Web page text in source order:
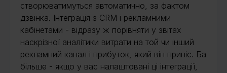
створюватимуться автоматично, за фактом
дзвінка. Інтеграція з CRM і рекламними
кабінетами - відразу ж порівняти у звітах
наскрізної аналітики витрати на той чи інший
рекламний канал і прибуток, який він приніс. Ба
більше - якщо у вас налаштовані ці інтеграції,